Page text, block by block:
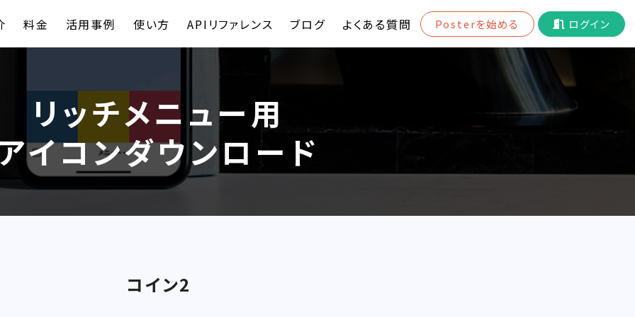
料金 活用事例 使い方 APIリファレンス ブログ よくある質問 Posterを始める ログイン
リッチメニュー用
イコンダウンロード
コイン2